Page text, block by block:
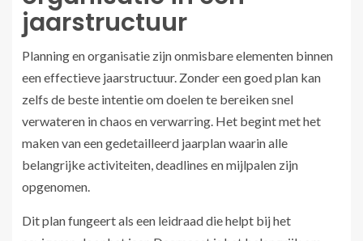
jaarstructuur
Planning en organisatie zijn onmisbare elementen binnen
een effectieve jaarstructuur. Zonder een goed plan kan
zelfs de beste intentie om doelen te bereiken snel
verwateren in chaos en verwarring. Het begint met het
maken van een gedetailleerd jaarplan waarin alle
belangrijke activiteiten, deadlines en mijlpalen zijn
opgenomen.
Dit plan fungeert als een leidraad die helpt bij het